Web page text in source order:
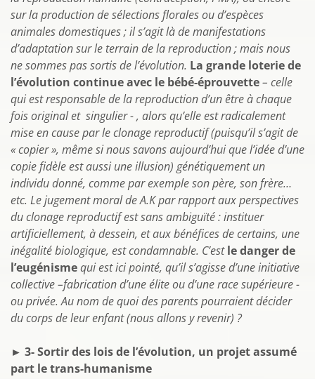
sur la production de sélections florales ou d’espèces
animales domestiques ; il s’agit là de manifestations
d’adaptation sur le terrain de la reproduction ; mais nous
ne sommes pas sortis de l’évolution. La grande loterie de
l’évolution continue avec le bébé-éprouvette– celle
qui est responsable de la reproduction d’un être à chaque
fois original et singulier - , alors qu’elle est radicalement
mise en cause par le clonage reproductif (puisqu’il s’agit de
« copier », même si nous savons aujourd’hui que l’idée d’une
copie fidèle est aussi une illusion) génétiquement un
individu donné, comme par exemple son père, son frère…
etc. Le jugement moral de A.K par rapport aux perspectives
du clonage reproductif est sans ambiguïté : instituer
artificiellement, à dessein, et aux bénéfices de certains, une
inégalité biologique, est condamnable. C’estle danger de
l’eugénismequi est ici pointé, qu’il s’agisse d’une initiative
collective –fabrication d’une élite ou d’une race supérieure -
ou privée. Au nom de quoi des parents pourraient décider
du corps de leur enfant (nous allons y revenir) ?
► 3- Sortir des lois de l’évolution, un projet assumé
part le trans-humanisme